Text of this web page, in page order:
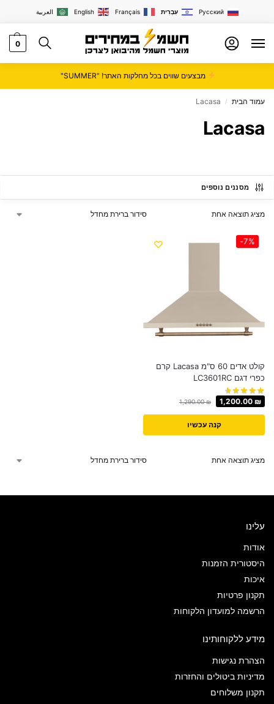
العربية English Français עִבְרִית Русский
0
מבצעים שווים בכל מחלקות האתר! "SUMMER"
עמוד הבית /
Lacasa
Lacasa
מסננים נוספים
מציג תוצאה אחת
-7%
קולט אדים 60 ס"מ Lacasa קרם
כפרי דגם LC3601RC
1,290.00₪ 1,200.00 ₪
קנה עכשיו
מציג תוצאה אחת
עלינו
אודות
היסטורית הזמנות
איכות
תקנון פרטיות
הרשמה למועדון הלקוחות
מידע ללקוחותינו
הצהרת נגישות
מדיניות ביטולים והחזרות
תקנון משלוחים